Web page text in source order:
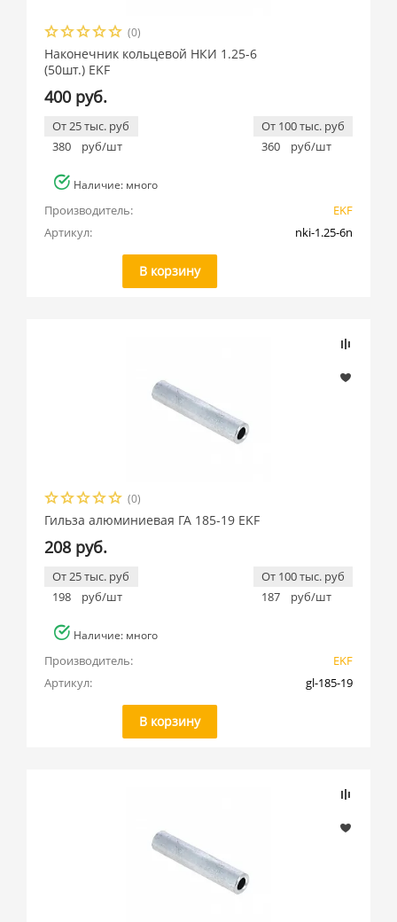
(0)
Наконечник кольцевой НКИ 1.25-6
(50шт.) EKF
400 руб.
От 25 тыс. руб
380
руб/шт
От 100 тыс. руб
360
руб/шт
Наличие: много
Производитель:
EKF
Артикул:
nki-1.25-6n
В корзину
(0)
Гильза алюминиевая ГА 185-19 EKF
208 руб.
От 25 тыс. руб
198
руб/шт
От 100 тыс. руб
187
руб/шт
Наличие: много
Производитель:
EKF
Артикул:
gl-185-19
В корзину